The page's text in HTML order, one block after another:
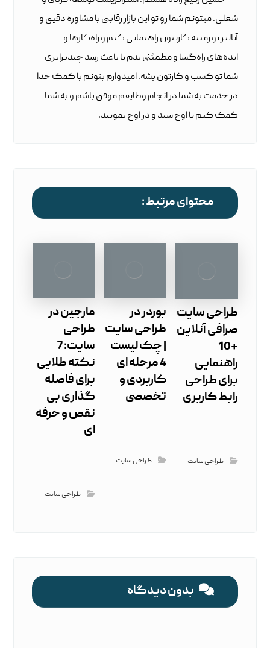
شغلی. میتونم شما رو تو این بازار رقابتی با مشاوره دقیق و
آنالیز تو زمینه کاریتون راهنمایی کنم و راه‌کارها و
ایده‌های راه‌گشا و مطمئنی بدم تا باعث رشد چندبرابری
شما تو کسب و کارتون بشه. امیدوارم بتونم با کمک خدا
در خدمت به شما در انجام وظایفم موفق باشم و به شما
کمک کنم تا اوج شید و در اوج بمونید.
محتوای مرتبط :
طراحی سایت
صرافی آنلاین
+10
راهنمایی
برای طراحی
رابط کاربری
طراحی سایت
بوردر در
طراحی سایت
| چک ‌لیست
4 مرحله ‌ای
کاربردی و
تخصصی
طراحی سایت
مارجین در
طراحی
سایت: 7
نکته طلایی
برای فاصله
گذاری بی‌
نقص و حرفه
‌ای
طراحی سایت
بدون دیدگاه